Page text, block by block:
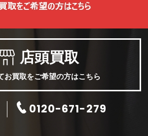
店頭買取
お買取をご希望の方はこちら
0120-671-279